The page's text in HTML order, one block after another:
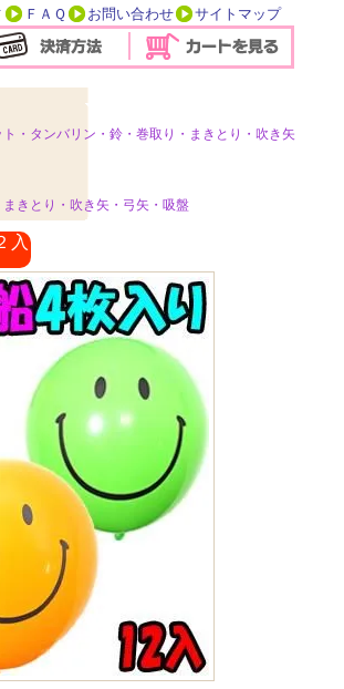
ＦＡＱ お問い合わせ サイトマップ
・タンバリン・鈴・巻取り・まきとり・吹き矢
きとり・吹き矢・弓矢・吸盤
入